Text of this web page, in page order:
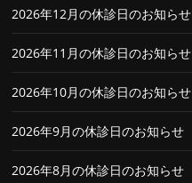
2026年12月の休診日のお知らせ
2026年11月の休診日のお知らせ
2026年10月の休診日のお知らせ
2026年9月の休診日のお知らせ
2026年8月の休診日のお知らせ